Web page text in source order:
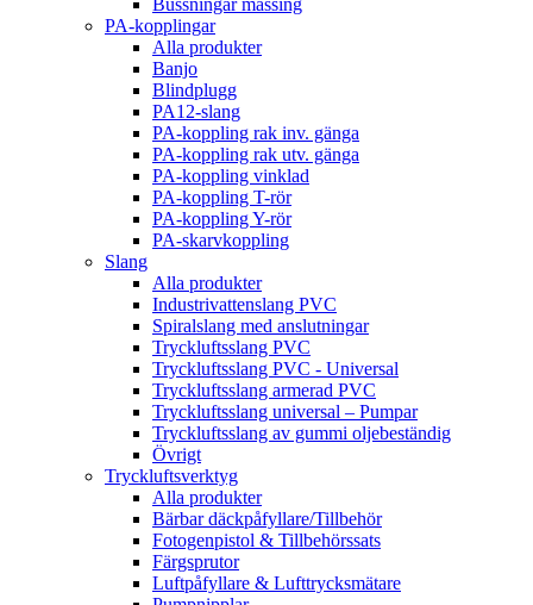
Bussningar mässing
PA-kopplingar
Alla produkter
Banjo
Blindplugg
PA12-slang
PA-koppling rak inv. gänga
PA-koppling rak utv. gänga
PA-koppling vinklad
PA-koppling T-rör
PA-koppling Y-rör
PA-skarvkoppling
Slang
Alla produkter
Industrivattenslang PVC
Spiralslang med anslutningar
Tryckluftsslang PVC
Tryckluftsslang PVC - Universal
Tryckluftsslang armerad PVC
Tryckluftsslang universal – Pumpar
Tryckluftsslang av gummi oljebeständig
Övrigt
Tryckluftsverktyg
Alla produkter
Bärbar däckpåfyllare/Tillbehör
Fotogenpistol & Tillbehörssats
Färgsprutor
Luftpåfyllare & Lufttrycksmätare